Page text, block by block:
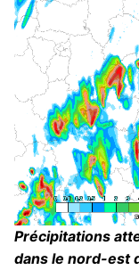
Précipitations
dans le nord-est